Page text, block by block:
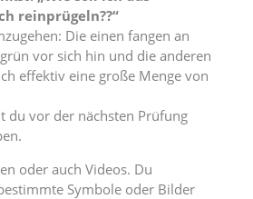
reinprügeln??“
Die einen fangen an
vor sich hin und die anderen
effektiv eine große Menge von
du vor der nächsten Prüfung
oder auch Videos. Du
Symbole oder Bilder